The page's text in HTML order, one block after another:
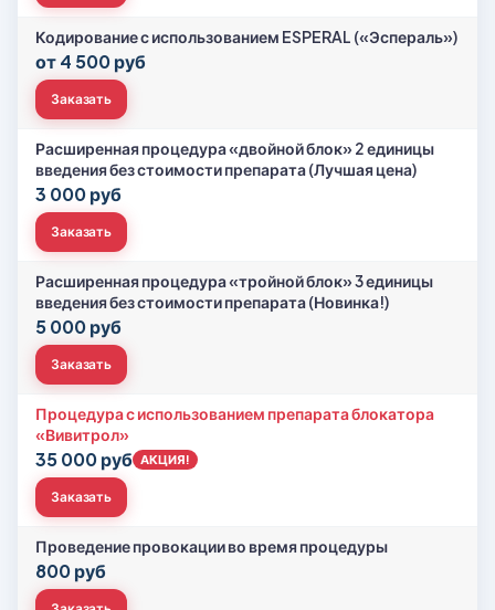
Кодирование с использованием ESPERAL («Эспераль»)
от 4 500 руб
Заказать
Расширенная процедура «двойной блок» 2 единицы
введения без стоимости препарата (Лучшая цена)
3 000 руб
Заказать
Расширенная процедура «тройной блок» 3 единицы
введения без стоимости препарата (Новинка!)
5 000 руб
Заказать
Процедура с использованием препарата блокатора
«Вивитрол»
35 000 руб АКЦИЯ!
Заказать
Проведение провокации во время процедуры
800 руб